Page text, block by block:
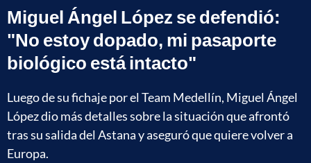
Miguel Ángel López se defendió:
"No estoy dopado, mi pasaporte
biológico está intacto"
Luego de su fichaje por el Team Medellín, Miguel Ángel
López dio más detalles sobre la situación que afrontó
tras su salida del Astana y aseguró que quiere volver a
Europa.